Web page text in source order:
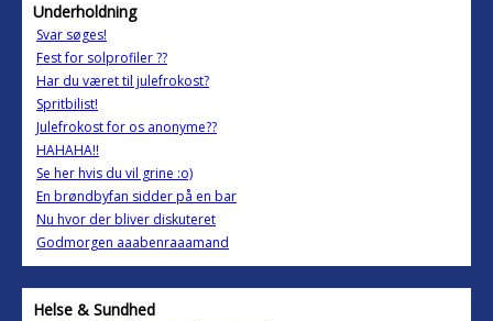
Underholdning
Svar søges!
Fest for solprofiler ??
Har du været til julefrokost?
Spritbilist!
Julefrokost for os anonyme??
HAHAHA!!
Se her hvis du vil grine :o)
En brøndbyfan sidder på en bar
Nu hvor der bliver diskuteret
Godmorgen aaabenraaamand
Helse & Sundhed